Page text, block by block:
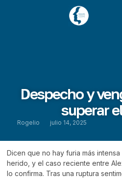
Despecho y
superar
Rogelio julio 14, 2025
Dicen que no hay furia más
herido, y el caso reciente entre
lo confirma. Tras una ruptura